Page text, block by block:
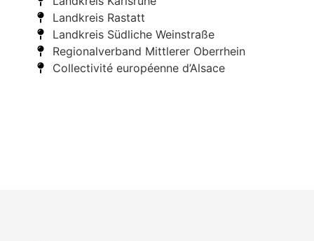
Landkreis Rastatt
Landkreis Südliche Weinstraße
Regionalverband Mittlerer Oberrhein
Collectivité européenne d’Alsace